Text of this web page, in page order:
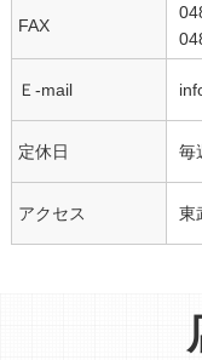
FAX
Ｅ-mail
定休日 毎
アクセス 東